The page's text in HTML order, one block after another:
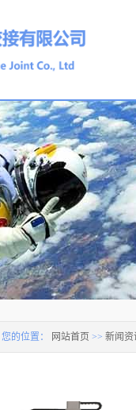
您的位置： 网站首页 >> 新闻资